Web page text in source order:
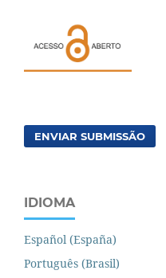
ENVIAR SUBMISSÃO
IDIOMA
Español (España)
Português (Brasil)